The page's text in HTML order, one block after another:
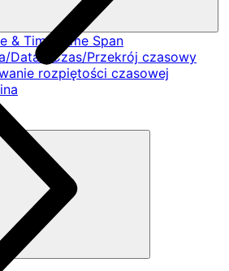
& Time/Time Span
Data i Czas/Przekrój czasowy
rozpiętości czasowej